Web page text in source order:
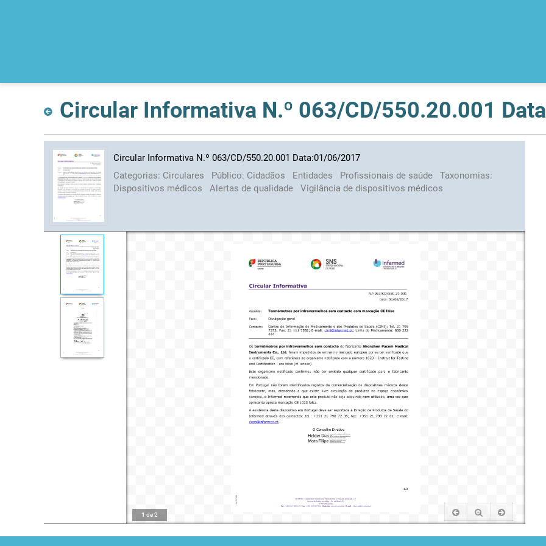
Circular Informativa N.º 063/CD/550.20.001
Circular Informativa N.º 063/CD/550.20.001 Data:01/06/2017
Categorias: Circulares Público: Cidadãos Entidades Profissionais de saúde
Taxonomias:
Dispositivos médicos
Alertas de qualidade Vigilância de dispositivos médicos
1 de2